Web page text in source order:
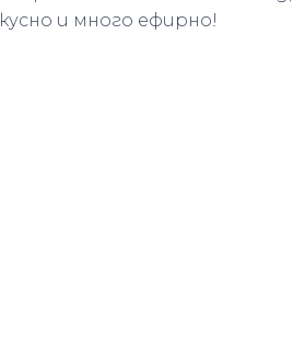
и много ефирно!